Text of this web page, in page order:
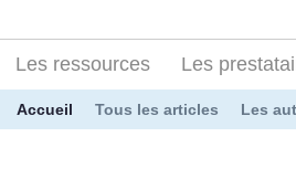
Les ressources Les
Accueil Tous les articles Les